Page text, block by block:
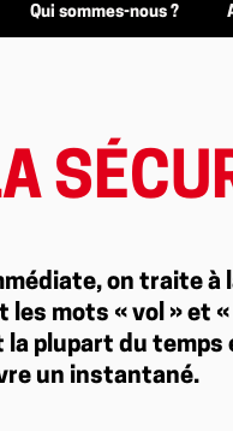
Qui sommes-nous ?
on traite
les mots « vol » et
plupart du temps
un instantané.